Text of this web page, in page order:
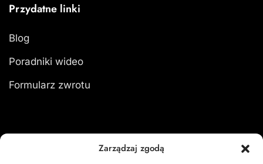
Zarządzaj zgodą
Przydatne linki
Blog
Poradniki wideo
Formularz zwrotu